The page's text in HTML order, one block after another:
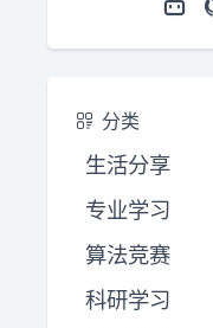
分类
生活分享
专业学习
算法竞赛
科研学习